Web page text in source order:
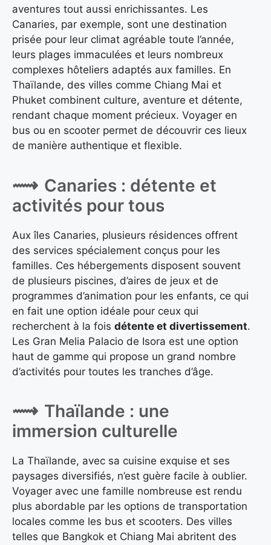
aventures tout aussi enrichissantes. Les
Canaries, par exemple, sont une destination
prisée pour leur climat agréable toute l’année,
leurs plages immaculées et leurs nombreux
complexes hôteliers adaptés aux familles. En
Thaïlande, des villes comme Chiang Mai et
Phuket combinent culture, aventure et détente,
rendant chaque moment précieux. Voyager en
bus ou en scooter permet de découvrir ces lieux
de manière authentique et flexible.
Canaries : détente et
activités pour tous
Aux îles Canaries, plusieurs résidences offrent
des services spécialement conçus pour les
familles. Ces hébergements disposent souvent
de plusieurs piscines, d’aires de jeux et de
programmes d’animation pour les enfants, ce qui
en fait une option idéale pour ceux qui
recherchent à la fois détente et divertissement.
Les Gran Melia Palacio de Isora est une option
haut de gamme qui propose un grand nombre
d’activités pour toutes les tranches d’âge.
Thaïlande : une
immersion culturelle
La Thaïlande, avec sa cuisine exquise et ses
paysages diversifiés, n’est guère facile à oublier.
Voyager avec une famille nombreuse est rendu
plus abordable par les options de transportation
locales comme les bus et scooters. Des villes
telles que Bangkok et Chiang Mai abritent des